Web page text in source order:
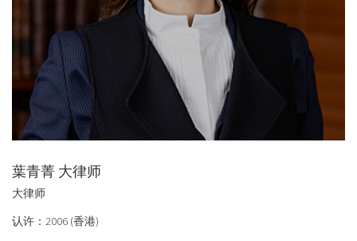
葉青菁 大律师
大律师
认许：2006 (香港)